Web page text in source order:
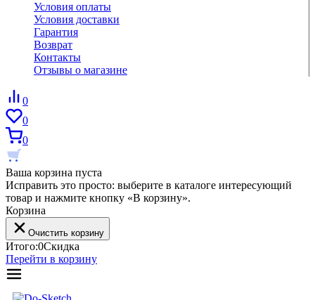
Условия оплаты
Условия доставки
Гарантия
Возврат
Контакты
Отзывы о магазине
0
0
0
Ваша корзина пуста
Исправить это просто: выберите в каталоге интересующий
товар и нажмите кнопку «В корзину».
Корзина
Очистить корзину
Итого:0Скидка
Перейти в корзину